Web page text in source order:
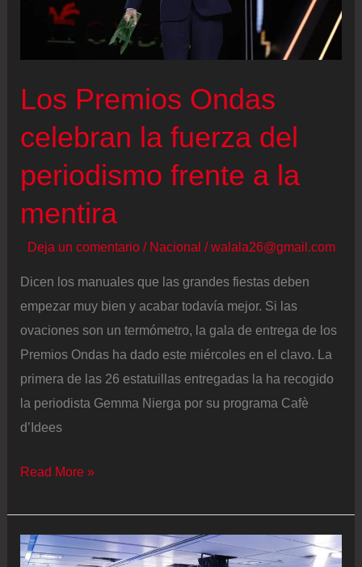
pocas
ello”
Los Premios Ondas
celebran la fuerza del
periodismo frente a la
mentira
Deja un comentario / Nacional /walala26@gmail.com
Dicen los manuales que las grandes fiestas deben
empezar muy bien y acabar todavía mejor. Si las
ovaciones son un termómetro, la gala de entrega de los
Premios Ondas ha dado este miércoles en el clavo. La
primera de las 26 estatuillas entregadas la ha recogido
la periodista Gemma Nierga por su programa Cafè
d’Idees
Los
Ondas
celebran
Read More »